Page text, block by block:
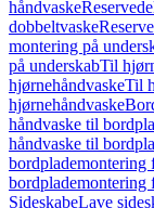
håndvaske
dobbeltvaske
montering på
på underskabTil
hjørnehåndvaskeTil
hjørnehåndvaske
håndvaske til
håndvaske til
bordplademontering
bordplademontering
SideskabeLave